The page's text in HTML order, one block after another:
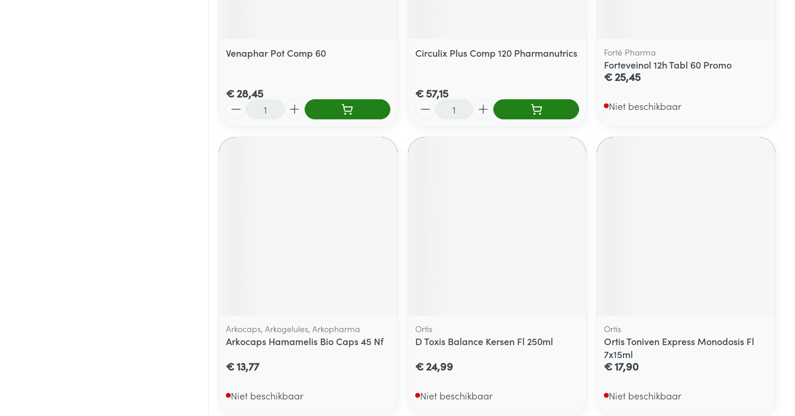
Venaphar Pot Comp 60
€ 28,45
Circulix Plus Comp 120 Pharmanutrics
€ 57,15
Forté Pharma
Forteveinol 12h Tabl 60 Promo
€ 25,45
Niet beschikbaar
Arkocaps, Arkogelules, Arkopharma
Arkocaps Hamamelis Bio Caps 45 Nf
€ 13,77
Niet beschikbaar
Ortis
D Toxis Balance Kersen Fl 250ml
€ 24,99
Niet beschikbaar
Ortis
Ortis Toniven Express Monodosis Fl
7x15ml
€ 17,90
Niet beschikbaar